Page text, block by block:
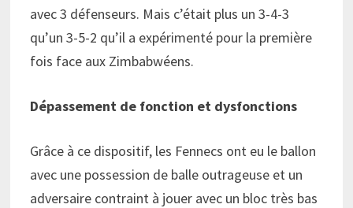
avec 3 défenseurs. Mais c’était plus un 3-4-3
qu’un 3-5-2 qu’il a expérimenté pour la première
fois face aux Zimbabwéens.
Dépassement de fonction et dysfonctions
Grâce à ce dispositif, les Fennecs ont eu le ballon
avec une possession de balle outrageuse et un
adversaire contraint à jouer avec un bloc très bas